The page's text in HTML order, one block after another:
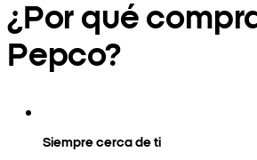
¿Por qué
Pepco?
Siempre cerca de ti